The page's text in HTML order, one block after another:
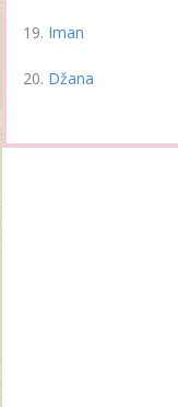
Iman
Džana